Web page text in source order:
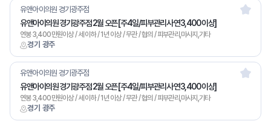
경기 광주
유앤아이의원 경기광주점
유앤아이의원 경기광주점 2월 오픈 [주4일/피부관리사 연3,400 이상]
연봉 3,400만원이상 / 세 이하 / 1년 이상 / 무관 / 협의 / 피부관리,마사지,기타
경기 광주
유앤아이의원 경기광주점
유앤아이의원 경기광주점 2월 오픈 [주4일/피부관리사 연3,400 이상]
연봉 3,400만원이상 / 세 이하 / 1년 이상 / 무관 / 협의 / 피부관리,마사지,기타